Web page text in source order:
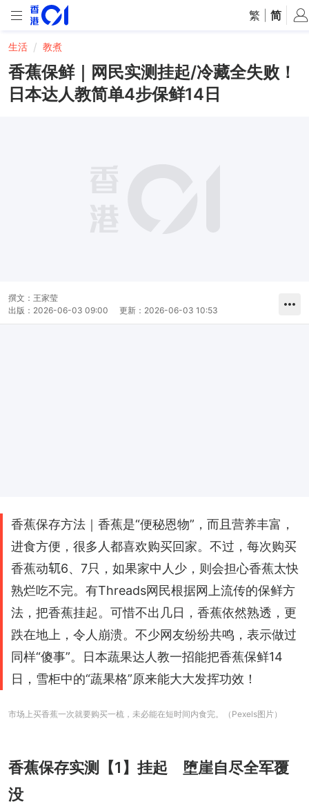
繁 简
生活 教煮
香蕉保鲜｜网民实测挂起/冷藏全失败！
日本达人教简单4步保鲜14日
撰文： 王家莹
出版： 2026-06-03 09:00 更新： 2026-06-03 10:53
香蕉保存方法｜香蕉是“便秘恩物”，而且营养丰富，
进食方便，很多人都喜欢购买回家。不过，每次购买
香蕉动𫐄6、7只，如果家中人少，则会担心香蕉太快
熟烂吃不完。有Threads网民根据网上流传的保鲜方
法，把香蕉挂起。可惜不出几日，香蕉依然熟透，更
跌在地上，令人崩溃。不少网友纷纷共鸣，表示做过
同样“傻事”。日本蔬果达人教一招能把香蕉保鲜14
日，雪柜中的“蔬果格”原来能大大发挥功效！
市场上买香蕉一次就要购买一梳，未必能在短时间内食完。（Pexels图片）
香蕉保存实测【1】挂起 堕崖自尽全军覆
没